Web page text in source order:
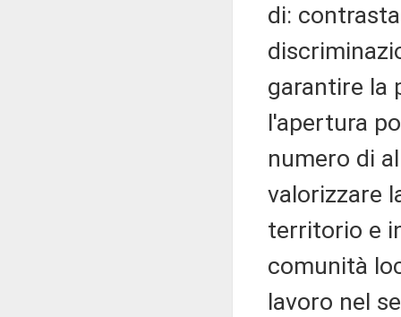
di:
garantire la
l'apertura
numero di
valorizzare
territorio e
comunità
lavoro nel